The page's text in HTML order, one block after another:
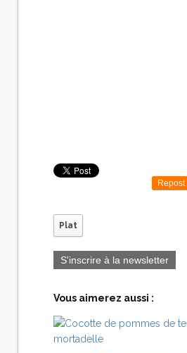
Repost
Plat
S'inscrire à la newsletter
Vous aimerez aussi :